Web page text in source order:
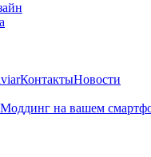
КонтактыНовости
Моддинг на вашем